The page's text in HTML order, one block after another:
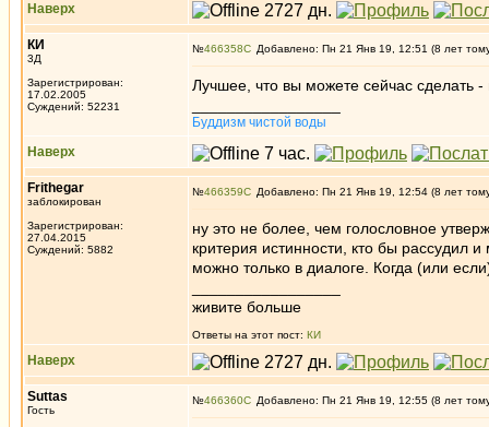
Наверх
КИ
3Д
Зарегистрирован:
17.02.2005
Суждений: 52231
№466358 Добавлено: Пн 21 Янв 19, 12:51 (8 лет
Лучшее, что вы можете сейчас сделать
Буддизм чистой воды
Наверх
Frithegar
заблокирован
Зарегистрирован:
27.04.2015
Суждений: 5882
№466359 Добавлено: Пн 21 Янв 19, 12:54 (8 лет
ну это не более, чем голословное
критерия истинности, кто бы рассудил
можно только в диалоге. Когда (или
живите больше
Ответы на этот пост: КИ
Наверх
Suttas
Гость
№466360 Добавлено: Пн 21 Янв 19, 12:55 (8 лет